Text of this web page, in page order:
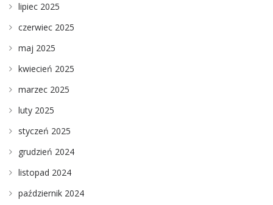
lipiec 2025
czerwiec 2025
maj 2025
kwiecień 2025
marzec 2025
luty 2025
styczeń 2025
grudzień 2024
listopad 2024
październik 2024